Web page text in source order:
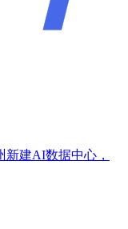
新建AI数据中心，